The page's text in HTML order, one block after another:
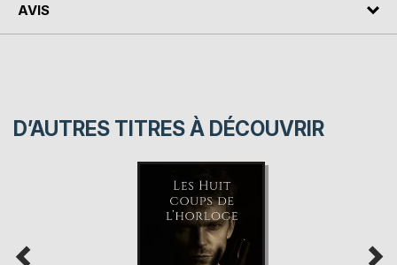
AVIS
D’AUTRES TITRES À DÉCOUVRIR